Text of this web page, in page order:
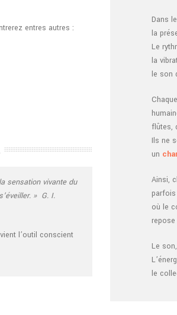
entres autres :
sensation vivante du
» G. I.
l’outil conscient
Dans
la
Le
la
le son
flûtes,
Ils ne
un
Ainsi,
où le
Le
le